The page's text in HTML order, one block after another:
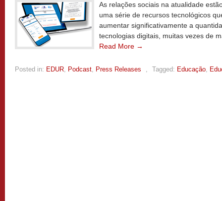
As relações sociais na atualidade
uma série de recursos tecnológicos
aumentar significativamente a
tecnologias digitais, muitas vezes de
Read More →
Posted in: EDUR, Podcast, Press Releases , Tagged: Educação,